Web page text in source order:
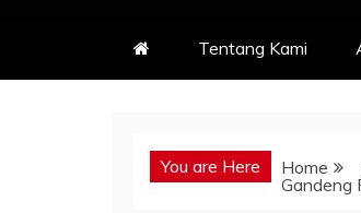
Tentang Kami
You are Here Home
Gandeng